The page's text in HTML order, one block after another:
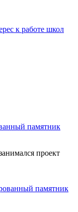
к работе школ
памятник
проект